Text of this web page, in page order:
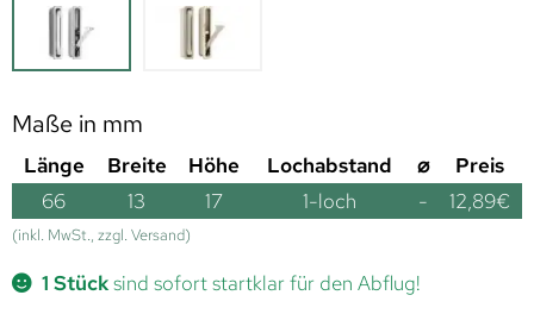
Maße in mm
Länge Breite Höhe Lochabstand ⌀
Preis
66
13 17 1-loch - 12,89€
(inkl. MwSt., zzgl. Versand)
1 Stücksind sofort startklar für den Abflug!